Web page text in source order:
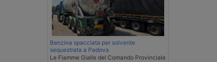
Benzina spacciata per solvente
sequestrata a Padova
Le Fiamme Gialle del Comando Provinciale